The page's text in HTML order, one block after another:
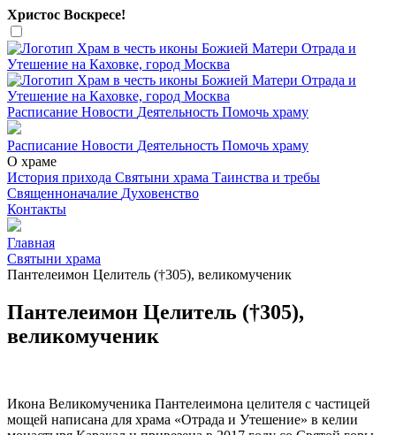
Христос Воскресе!
Расписание Новости Деятельность Помочь храму
Расписание Новости Деятельность Помочь храму
О храме
История прихода Святыни храма Таинства и требы
Священноначалие Духовенство
Контакты
Главная
Святыни храма
Пантелеимон Целитель (†305), великомученик
Пантелеимон Целитель (†305),
великомученик
Икона Великомученика Пантелеимона целителя с частицей
мощей написана для храма «Отрада и Утешение» в келии